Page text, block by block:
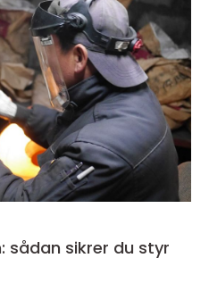
sådan sikrer du styr